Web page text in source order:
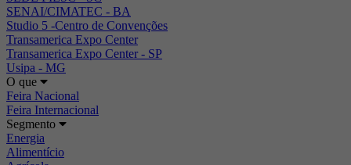
SENAI/CIMATEC - BA
Studio 5 -Centro de Convenções
Transamerica Expo Center
Transamerica Expo Center - SP
Usipa - MG
O que
Feira Nacional
Feira Internacional
Segmento
Energia
Alimentício